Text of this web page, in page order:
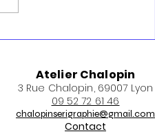
Mitelberg
Atelier Chalopin
3 Rue Chalopin, 69007 Lyon
09 52 72 61 46
chalopinserigraphie@gmail.com
Contact